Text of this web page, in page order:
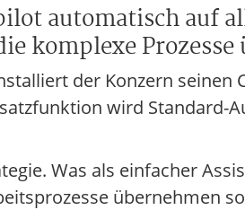
automatisch auf
komplexe
der Konzern seinen
wird Standard-
Was als einfacher
übernehmen